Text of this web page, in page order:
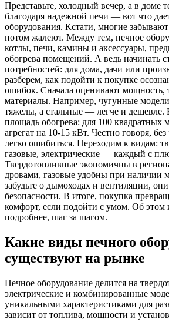
Представьте, холодный вечер, а в доме
благодаря надежной печи — вот что
оборудования. Кстати, многие
потом жалеют. Между тем, печное
котлы, печи, камины и аксессуары,
обогрева помещений. А ведь начинать
потребностей: для дома, дачи или
разберем, как подойти к покупке
ошибок. Сначала оценивают мощность,
материалы. Например, чугунные
тяжелы, а стальные — легче и дешевле.
площадь обогрева: для 100 квадратных
агрегат на 10-15 кВт. Честно говоря, без
легко ошибиться. Переходим к видам:
газовые, электрические — каждый с
Твердотопливные экономичны в
дровами, газовые удобны при наличии
забудьте о дымоходах и вентиляции,
безопасности. В итоге, покупка
комфорт, если подойти с умом. Об этом
подробнее, шаг за шагом.
Какие виды печного
существуют на рынке
Печное оборудование делится на
электрические и комбинированные
уникальными характеристиками для
зависит от топлива, мощности и